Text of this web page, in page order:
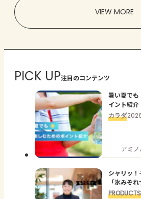
VIEW MORE
PICK UP注目のコンテンツ
暑い夏でも
イント紹介
カラダ
アミ
シャリッ
「氷みぞれ
PRODUCTS